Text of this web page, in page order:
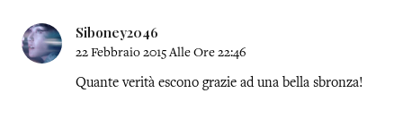
Siboney2046
22 Febbraio 2015 Alle Ore 22:46
Quante verità escono grazie ad una bella sbronza!